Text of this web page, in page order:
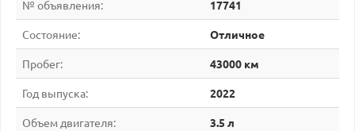
№ объявления: 17741
Состояние: Отличное
Пробег: 43000 км
Год выпуска: 2022
Объем двигателя: 3.5 л